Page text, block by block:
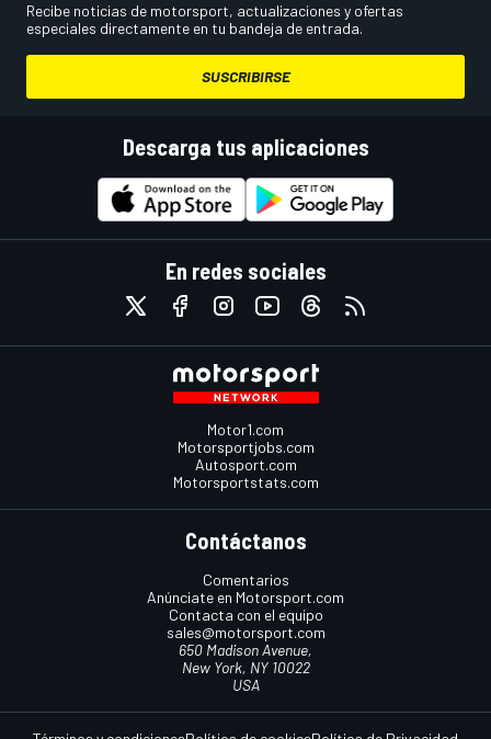
Recibe noticias de motorsport, actualizaciones y ofertas
especiales directamente en tu bandeja de entrada.
SUSCRIBIRSE
Descarga tus aplicaciones
En redes sociales
Motor1.com
Motorsportjobs.com
Autosport.com
Motorsportstats.com
Contáctanos
Comentarios
Anúnciate en Motorsport.com
Contacta con el equipo
sales@motorsport.com
650 Madison Avenue,
New York, NY 10022
USA